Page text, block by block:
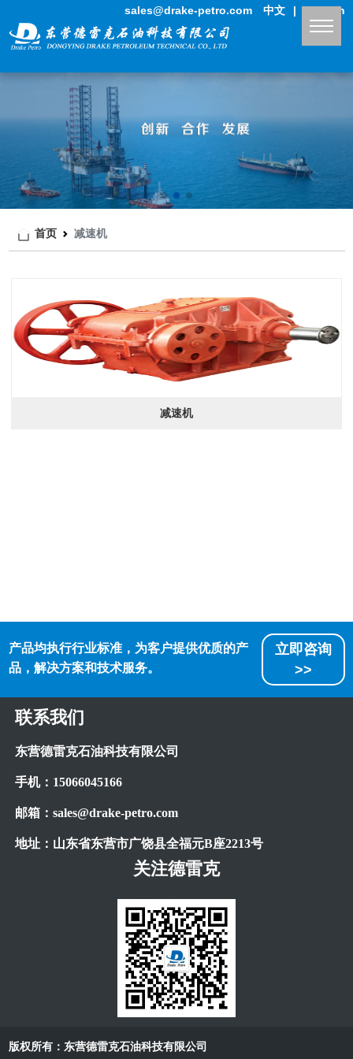
sales@drake-petro.com 中文 | English
首页 减速机
减速机
产品均执行行业标准，为客户提供优质的产
品，解决方案和技术服务。
立即咨询
>>
联系我们
东营德雷克石油科技有限公司
手机： 15066045166
邮箱：sales@drake-petro.com
地址：山东省东营市广饶县全福元B座2213号
关注德雷克
版权所有：东营德雷克石油科技有限公司